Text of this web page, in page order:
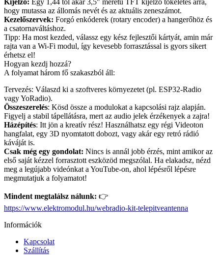
hogy mutassa az állomás nevét és az aktuális zeneszámot.
Kezelőszervek: Forgó enkóderek (rotary encoder) a hangerőhöz és
a csatornaváltáshoz.
Tipp: Ha most kezded, válassz egy kész fejlesztői kártyát, amin már
rajta van a Wi-Fi modul, így kevesebb forrasztással is gyors sikert
érhetsz el!
Hogyan kezdj hozzá?
A folyamat három fő szakaszból áll:
Tervezés: Válaszd ki a szoftveres környezetet (pl. ESP32-Radio
vagy YoRadio).
Összeszerelés: Kösd össze a modulokat a kapcsolási rajz alapján.
Figyelj a stabil tápellátásra, mert az audio jelek érzékenyek a zajra!
Házépítés: Itt jön a kreatív rész! Használhatsz egy régi Videoton
hangfalat, egy 3D nyomtatott dobozt, vagy akár egy retró rádió
káváját is.
Csak még egy gondolat: Nincs is annál jobb érzés, mint amikor az
első saját kézzel forrasztott eszközöd megszólal. Ha elakadsz, nézd
meg a legújabb videónkat a YouTube-on, ahol lépésről lépésre
megmutatjuk a folyamatot!
Mindent megtalálsz nálunk: 👉
https://www.elektromodul.hu/webradio-kit-telepitveantenna
Információk
Kapcsolat
Szállítás